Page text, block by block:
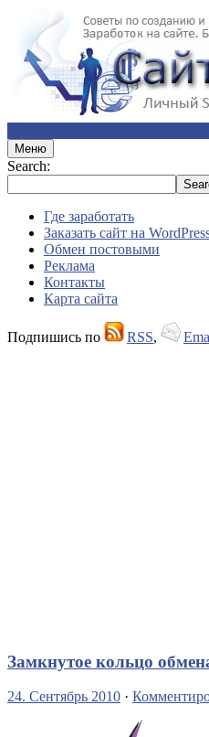
Меню
Search:
Где заработать
Заказать сайт на
Обмен постовыми
Реклама
Контакты
Карта сайта
Подпишись по RSS,
Замкнутое кольцо
24. Сентябрь 2010 ·